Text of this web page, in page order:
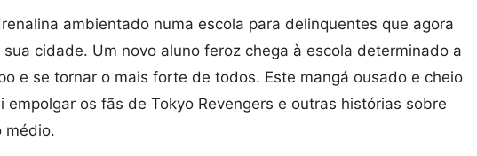
ambientado numa escola para delinquentes que agora
cidade. Um novo aluno feroz chega à escola determinado a
e se tornar o mais forte de todos. Este mangá ousado e cheio
empolgar os fãs de Tokyo Revengers e outras histórias sobre
médio.